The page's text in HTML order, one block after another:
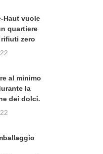
Haut vuole
quartiere
zero
al minimo
la
dei dolci.